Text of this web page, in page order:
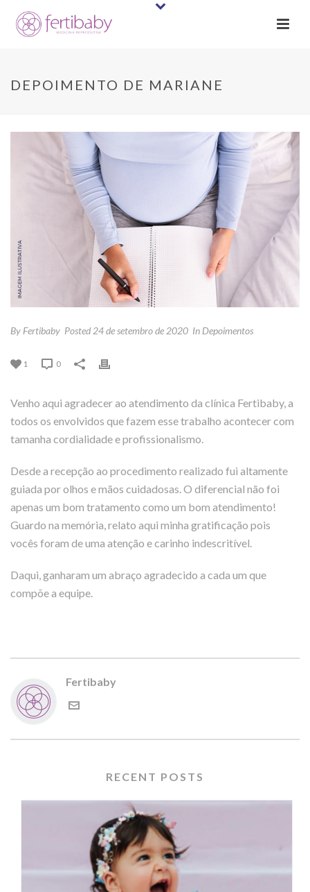
DEPOIMENTO DE MARIANE
By Fertibaby Posted 24 de setembro de 2020 In Depoimentos
1 0
Venho aqui agradecer ao atendimento da clínica Fertibaby, a
todos os envolvidos que fazem esse trabalho acontecer com
tamanha cordialidade e profissionalismo.
Desde a recepção ao procedimento realizado fui altamente
guiada por olhos e mãos cuidadosas. O diferencial não foi
apenas um bom tratamento como um bom atendimento!
Guardo na memória, relato aqui minha gratificação pois
vocês foram de uma atenção e carinho indescritível.
Daqui, ganharam um abraço agradecido a cada um que
compõe a equipe.
Fertibaby
RECENT POSTS